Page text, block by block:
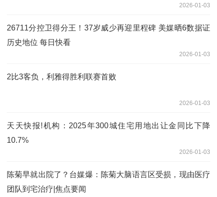
2026-01-03
26711分控卫得分王！37岁威少再迎里程碑 美媒晒6数据证
历史地位 每日快看
2026-01-03
2比3客负，利雅得胜利联赛首败
2026-01-03
天天快报!机构：2025年300城住宅用地出让金同比下降
10.7%
2026-01-03
陈菊早就出院了？台媒爆：陈菊大脑语言区受损，现由医疗
团队到宅治疗|焦点要闻